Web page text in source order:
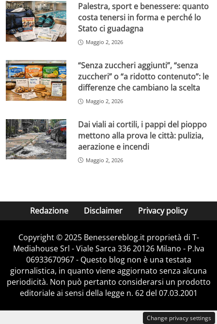
Palestra, sport e benessere: quanto
costa tenersi in forma e perché lo
Stato ci guadagna
Maggio 2, 2026
“Senza zuccheri aggiunti”, “senza
zuccheri” o “a ridotto contenuto”: le
differenze che cambiano la scelta
Maggio 2, 2026
Dai viali ai cortili, i pappi del pioppo
mettono alla prova le città: pulizia,
aerazione e incendi
Maggio 2, 2026
Redazione Disclaimer Privacy policy
Copyright © 2025 Benessereblog.it proprietà di T-
Mediahouse Srl - Viale Sarca 336 20126 Milano - P.Iva
06933670967 - Questo blog non è una testata
giornalistica, in quanto viene aggiornato senza alcuna
periodicità. Non può pertanto considerarsi un prodotto
editoriale ai sensi della legge n. 62 del 07.03.2001
Change privacy settings